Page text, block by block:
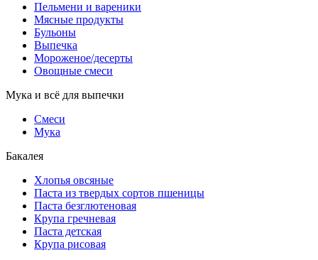
Пельмени и вареники
Мясные продукты
Бульоны
Выпечка
Мороженое/десерты
Овощные смеси
Мука и всё для выпечки
Смеси
Мука
Бакалея
Хлопья овсяные
Паста из твердых сортов пшеницы
Паста безглютеновая
Крупа гречневая
Паста детская
Крупа рисовая